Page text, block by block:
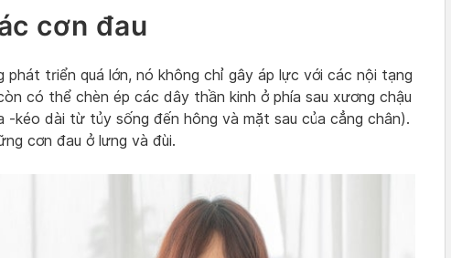
cơn đau
phát triển quá lớn, nó không chỉ gây áp lực với các nội tạng
có thể chèn ép các dây thần kinh ở phía sau xương chậu
-kéo dài từ tủy sống đến hông và mặt sau của cẳng chân).
cơn đau ở lưng và đùi.